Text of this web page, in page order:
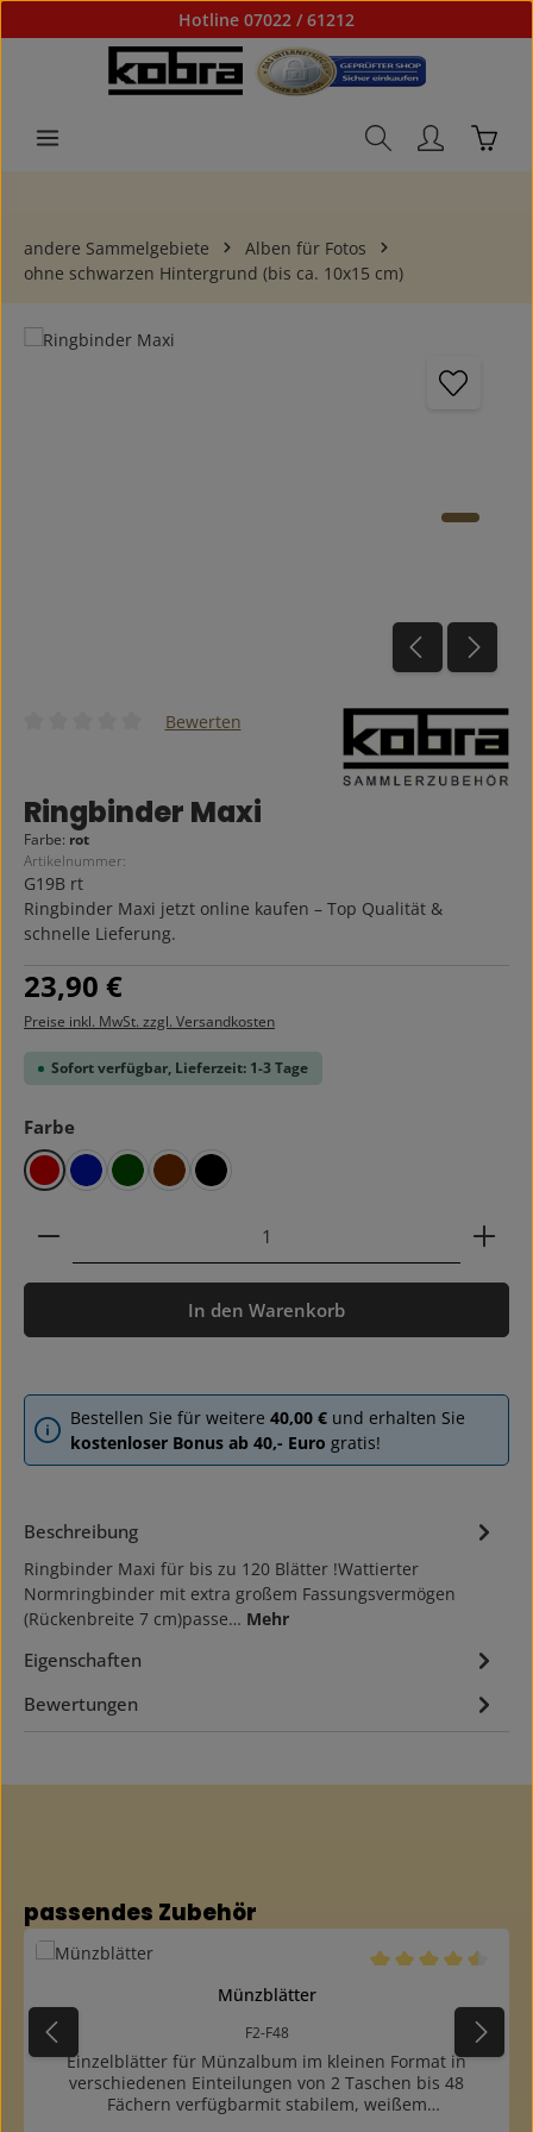
Zum Hauptinhalt springenHotline 07022 / 61212
andere Sammelgebiete
Alben für Fotos
ohne schwarzen Hintergrund (bis ca. 10x15 cm)
Bildergalerie überspringen
Durchschnittliche Bewertung von 0 von 5 Sternen
Bewerten
Ringbinder Maxi
Farbe: rot
Artikelnummer:
G19B rt
Ringbinder Maxi jetzt online kaufen – Top Qualität &
schnelle Lieferung.
Regulärer Preis:
23,90 €
Preise inkl. MwSt. zzgl. Versandkosten
Sofort verfügbar, Lieferzeit: 1-3 Tage
Farbe
rot blau grünbraunschwarz
Produkt Anzahl: Gib den gewünschten Wert ein
In den Warenkorb
Bestellen Sie für weitere 40,00 € und erhalten Sie
kostenloser Bonus ab 40,- Euro gratis!
Beschreibung
Ringbinder Maxi für bis zu 120 Blätter !Wattierter
Normringbinder mit extra großem Fassungsvermögen
(Rückenbreite 7 cm)passe… Mehr
Eigenschaften
Bewertungen
Produktgalerie überspringen
passendes Zubehör
Münzblätter
F2-F48
Einzelblätter für Münzalbum im kleinen Format in
verschiedenen Einteilungen von 2 Taschen bis 48
Fächern verfügbarmit stabilem, weißem